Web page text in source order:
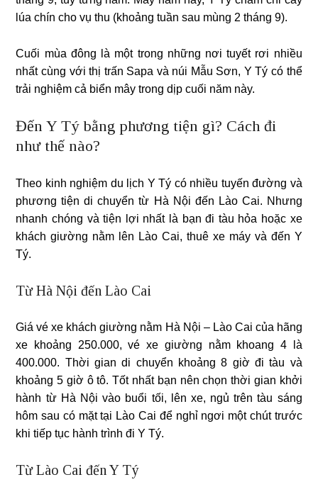
lúa chín cho vụ thu (khoảng tuần sau mùng 2 tháng 9).
Cuối mùa đông là một trong những nơi tuyết rơi nhiều
nhất cùng với thị trấn Sapa và núi Mẫu Sơn, Y Tý có thể
trải nghiệm cả biển mây trong dịp cuối năm này.
Đến Y Tý bằng phương tiện gì? Cách đi
như thế nào?
Theo kinh nghiệm du lịch Y Tý có nhiều tuyến đường và
phương tiện di chuyển từ Hà Nội đến Lào Cai. Nhưng
nhanh chóng và tiện lợi nhất là bạn đi tàu hỏa hoặc xe
khách giường nằm lên Lào Cai, thuê xe máy và đến Y
Tý.
Từ Hà Nội đến Lào Cai
Giá vé xe khách giường nằm Hà Nội – Lào Cai của hãng
xe khoảng 250.000, vé xe giường nằm khoang 4 là
400.000. Thời gian di chuyển khoảng 8 giờ đi tàu và
khoảng 5 giờ ô tô. Tốt nhất bạn nên chọn thời gian khởi
hành từ Hà Nội vào buổi tối, lên xe, ngủ trên tàu sáng
hôm sau có mặt tại Lào Cai để nghỉ ngơi một chút trước
khi tiếp tục hành trình đi Y Tý.
Từ Lào Cai đến Y Tý